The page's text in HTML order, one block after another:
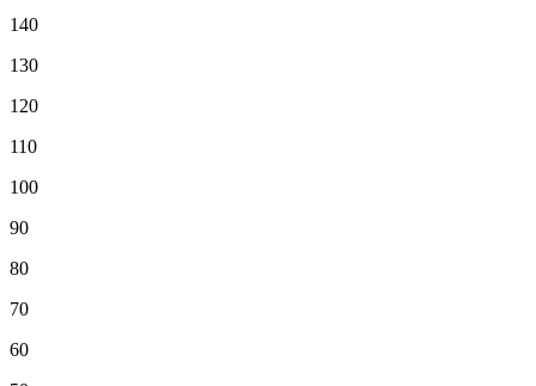
140
130
120
110
100
90
80
70
60